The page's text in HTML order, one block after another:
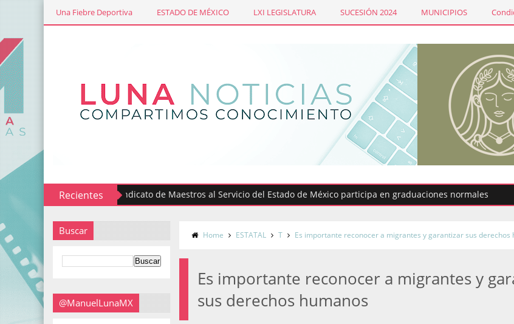
Una Fiebre Deportiva ESTADO DE MÉXICO LXI LEGISLATURA SUCESIÓN 2024 MUNICIPIOS
RecientesSindicato de Maestros al Servicio del Estado de México participa en graduaciones normales
Buscar
@ManuelLunaMX
Home ESTATAL T Es importante reconocer a migrantes y garantizar sus derechos
Es importante reconocer a migrantes y
sus derechos humanos